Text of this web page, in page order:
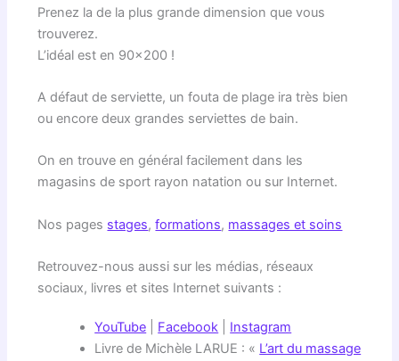
Prenez la de la plus grande dimension que vous
trouverez.
L’idéal est en 90×200 !
A défaut de serviette, un fouta de plage ira très bien
ou encore deux grandes serviettes de bain.
On en trouve en général facilement dans les
magasins de sport rayon natation ou sur Internet.
Nos pages stages,formations, massages et soins
Retrouvez-nous aussi sur les médias, réseaux
sociaux, livres et sites Internet suivants :
YouTube Facebook
Instagram
Livre de Michèle LARUE : « L’art du massage